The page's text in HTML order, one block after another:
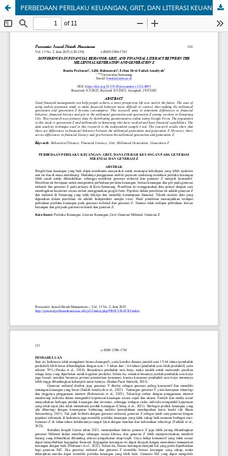
PERBEDAAN PERILAKU KEUANGAN, GRIT, DAN LITERASI KEUANGAN PADA GENERASI MILENIAL DAN GENERASI Z